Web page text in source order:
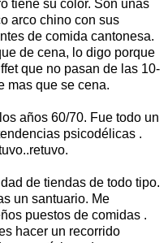
tiene su color. Son unas
arco chino con sus
de comida cantonesa.
de cena, lo digo porque
que no pasan de las 10-
mas que se cena.
años 60/70. Fue todo un
psicodélicas .
de tiendas de todo tipo.
un santuario. Me
puestos de comidas .
hacer un recorrido